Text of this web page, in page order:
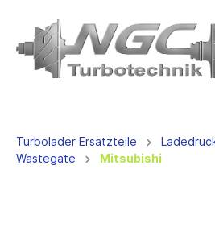
Turbolader Ersatzteile
Wastegate
Mitsubishi